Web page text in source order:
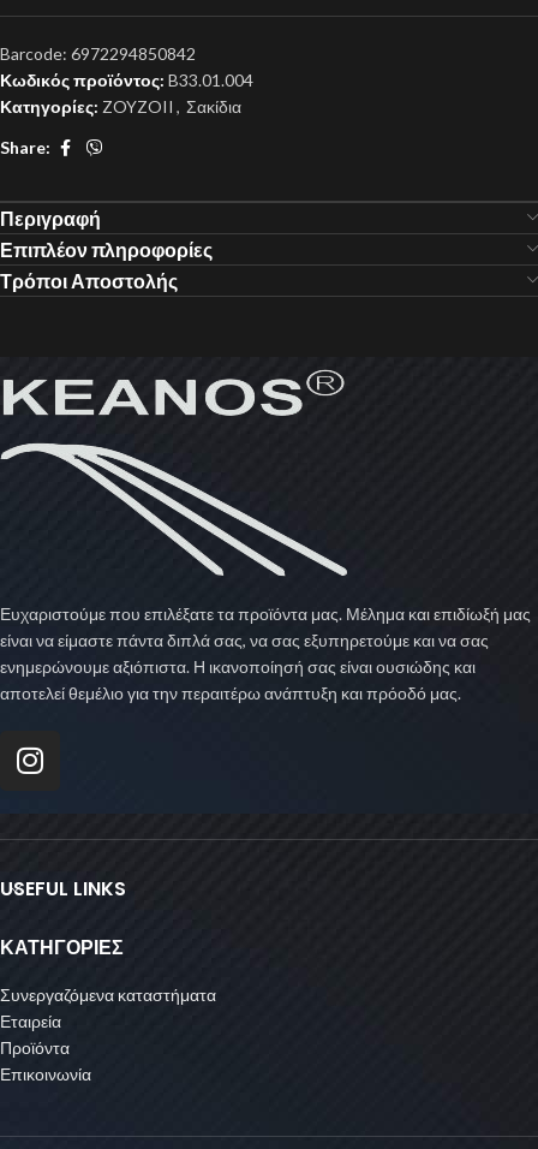
Barcode: 6972294850842
Κωδικός προϊόντος: B33.01.004
Κατηγορίες: ZOYZOII , Σακίδια
Share:
Περιγραφή
Επιπλέον πληροφορίες
Τρόποι Αποστολής
Ευχαριστούμε που επιλέξατε τα προϊόντα μας. Μέλημα και επιδίωξή μας
είναι να είμαστε πάντα διπλά σας, να σας εξυπηρετούμε και να σας
ενημερώνουμε αξιόπιστα. Η ικανοποίησή σας είναι ουσιώδης και
αποτελεί θεμέλιο για την περαιτέρω ανάπτυξη και πρόοδό μας.
USEFUL LINKS
ΚΑΤΗΓΟΡΙΕΣ
Συνεργαζόμενα καταστήματα
Εταιρεία
Προϊόντα
Επικοινωνία